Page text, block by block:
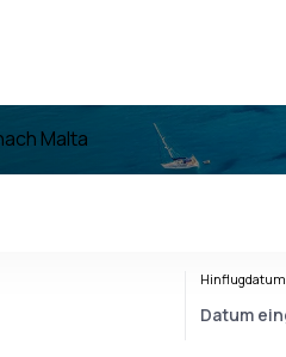
Malta
Hinflugdatum